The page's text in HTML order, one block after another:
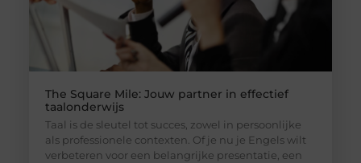
The Square Mile: Jouw partner in effectief
taalonderwijs
Taal is de sleutel tot succes, zowel in persoonlijke
als professionele contexten. Of je nu je Engels wilt
verbeteren voor een belangrijke presentatie, een